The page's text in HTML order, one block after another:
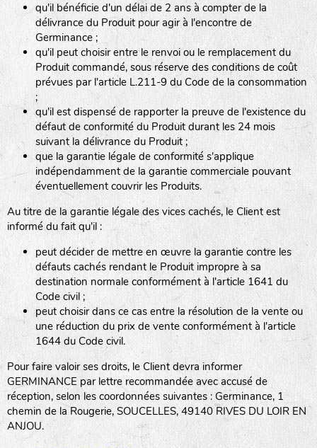
qu'il bénéficie d'un délai de 2 ans à compter de la
délivrance du Produit pour agir à l'encontre de
Germinance ;
qu'il peut choisir entre le renvoi ou le remplacement du
Produit commandé, sous réserve des conditions de coût
prévues par l'article L.211-9 du Code de la consommation
;
qu'il est dispensé de rapporter la preuve de l'existence du
défaut de conformité du Produit durant les 24 mois
suivant la délivrance du Produit ;
que la garantie légale de conformité s'applique
indépendamment de la garantie commerciale pouvant
éventuellement couvrir les Produits.
Au titre de la garantie légale des vices cachés, le Client est
informé du fait qu'il :
peut décider de mettre en œuvre la garantie contre les
défauts cachés rendant le Produit impropre à sa
destination normale conformément à l'article 1641 du
Code civil ;
peut choisir dans ce cas entre la résolution de la vente ou
une réduction du prix de vente conformément à l'article
1644 du Code civil.
Pour faire valoir ses droits, le Client devra informer
GERMINANCE par lettre recommandée avec accusé de
réception, selon les coordonnées suivantes : Germinance, 1
chemin de la Rougerie, SOUCELLES, 49140 RIVES DU LOIR EN
ANJOU.